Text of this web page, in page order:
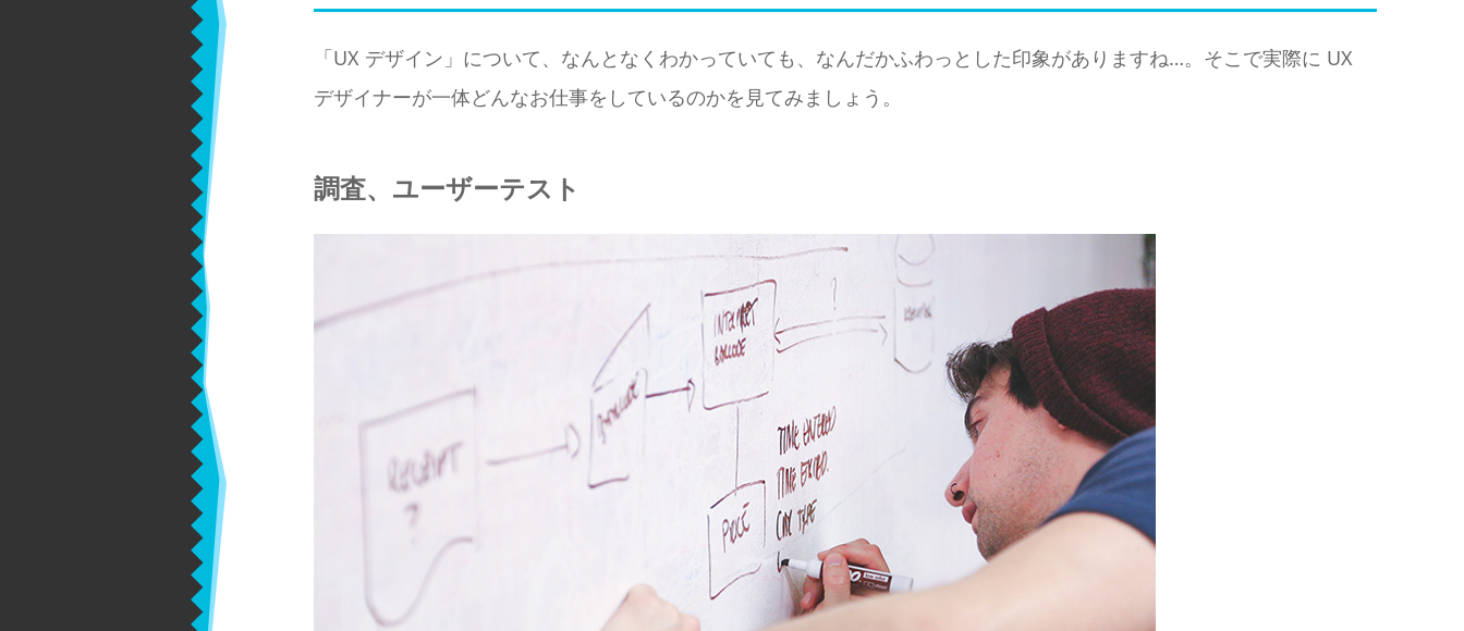
「UX デザイン」について、なんとなくわかっていても、なんだかふわっとした印象がありますね…。そこで実際に UX
デザイナーが一体どんなお仕事をしているのかを見てみましょう。
調査、ユーザーテスト